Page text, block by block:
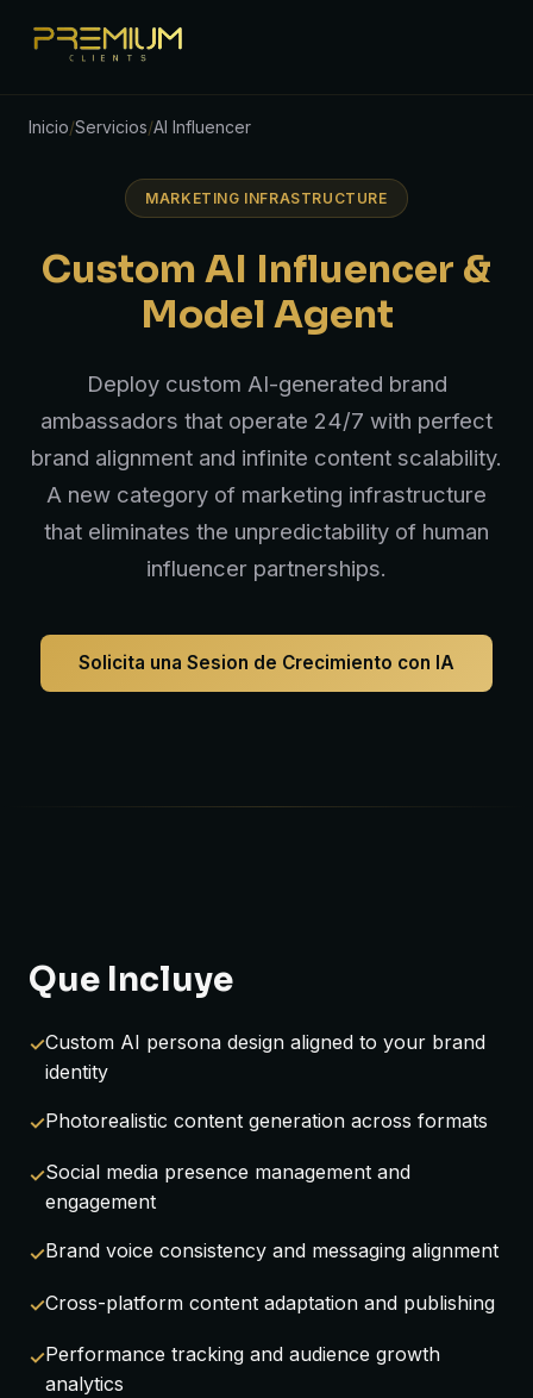
Inicio/Servicios/AI Influencer
MARKETING INFRASTRUCTURE
Custom AI Influencer &
Model Agent
Deploy custom AI-generated brand
ambassadors that operate 24/7 with perfect
brand alignment and infinite content scalability.
A new category of marketing infrastructure
that eliminates the unpredictability of human
influencer partnerships.
Solicita una Sesion de Crecimiento con IA
Que Incluye
Custom AI persona design aligned to your brand
identity
Photorealistic content generation across formats
Social media presence management and
engagement
Brand voice consistency and messaging alignment
Cross-platform content adaptation and publishing
Performance tracking and audience growth
analytics